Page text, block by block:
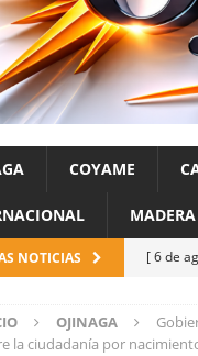
COYAME
MADERA
NOTICIAS [ 6 de
[ 6 de
OJINAGA
la ciudadanía por